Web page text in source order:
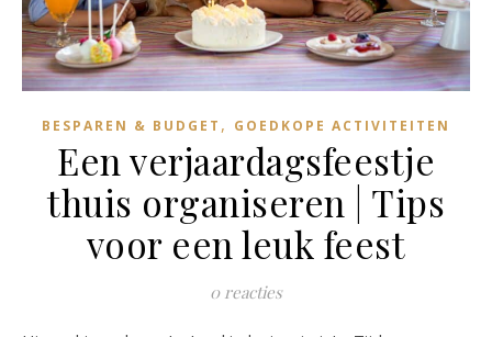
BESPAREN & BUDGET , GOEDKOPE ACTIVITEITEN
Een verjaardagsfeestje
thuis organiseren | Tips
voor een leuk feest
0 reacties